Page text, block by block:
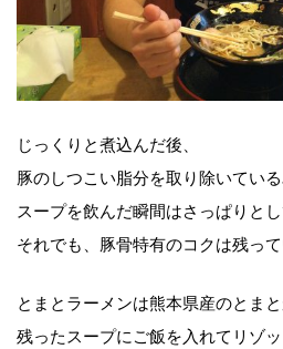
じっくりと煮込んだ後、
豚のしつこい脂分を取り除いてい
スープを飲んだ瞬間はさっぱりと
それでも、豚骨特有のコクは残っ
とまとラーメンは熊本県産のとま
残ったスープにご飯を入れてリゾ